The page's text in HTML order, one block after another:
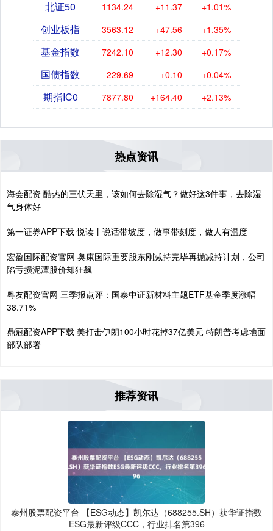
北证50 1134.24 +11.37 +1.01%
创业板指 3563.12 +47.56 +1.35%
基金指数 7242.10 +12.30 +0.17%
国债指数 229.69 +0.10 +0.04%
期指IC0 7877.80 +164.40 +2.13%
热点资讯
海会配资 酷热的三伏天里，该如何去除湿气？做好这3件事，去除湿
气身体好
第一证券APP下载 悦读丨说话带坡度，做事带刻度，做人有温度
宏盈国际配资官网 奥康国际重要股东刚减持完毕再抛减持计划，公司
陷亏损泥潭股价却狂飙
粤友配资官网 三季报点评：国泰中证新材料主题ETF基金季度涨幅
38.71%
鼎冠配资APP下载 美打击伊朗100小时花掉37亿美元 特朗普考虑地面
部队部署
推荐资讯
泰州股票配资平台 【ESG动态】凯尔达（688255.SH）获华证指数
ESG最新评级CCC，行业排名第396